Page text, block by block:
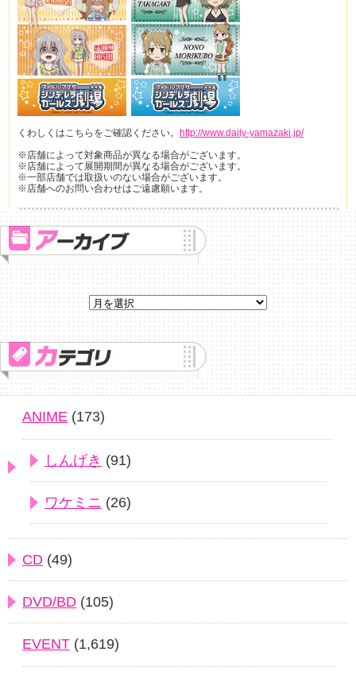
くわしくはこちらをご確認ください。 http://www.daily-yamazaki.jp/
※店舗によって対象商品が異なる場合がございます。
※店舗によって展開期間が異なる場合がございます。
※一部店舗では取扱いのない場合がございます。
※店舗へのお問い合わせはご遠慮願います。
ANIME (173)
しんげき (91)
ワケミニ (26)
CD (49)
DVD/BD (105)
EVENT (1,619)